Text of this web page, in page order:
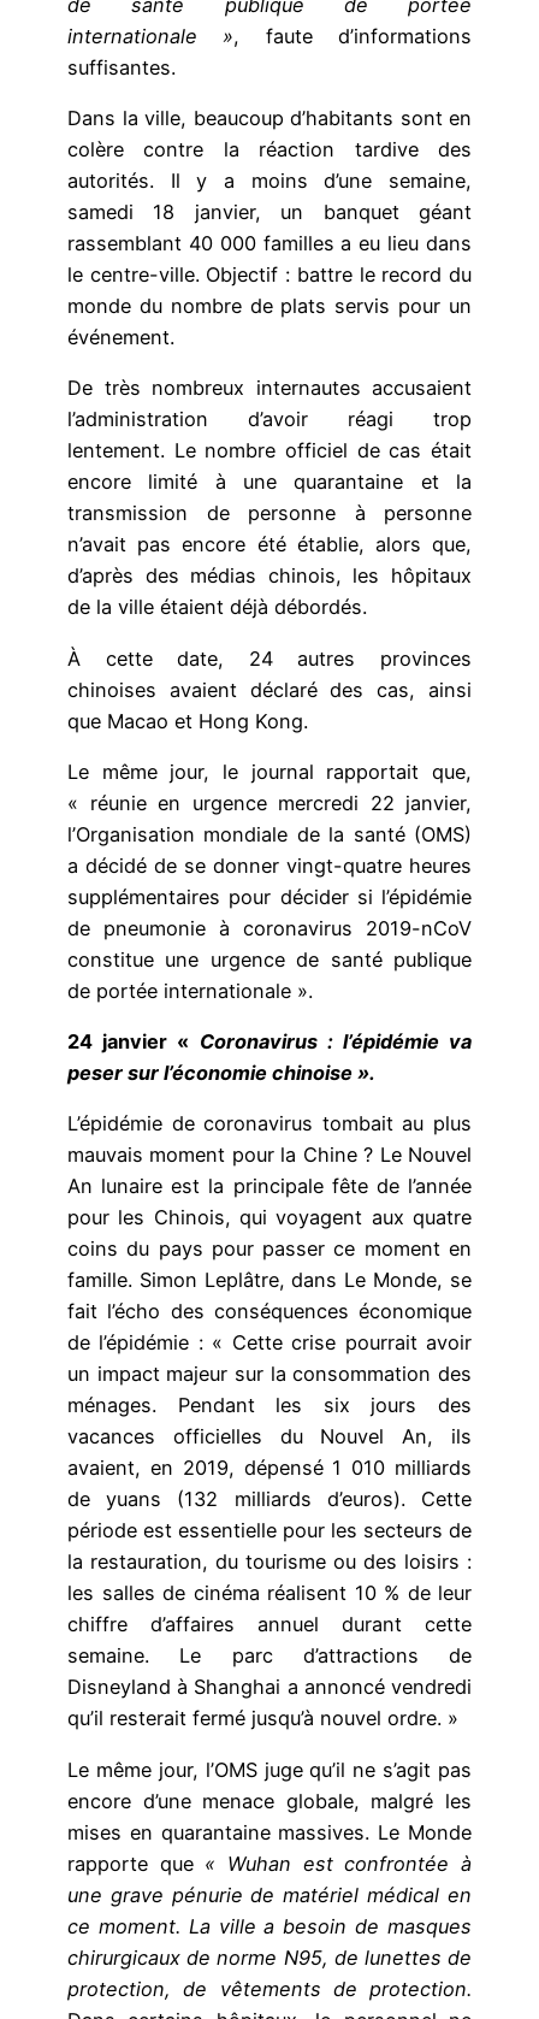
internationale », faute d’informations
suffisantes.
Dans la ville, beaucoup d’habitants sont en
colère contre la réaction tardive des
autorités. Il y a moins d’une semaine,
samedi 18 janvier, un banquet géant
rassemblant 40 000 familles a eu lieu dans
le centre-ville. Objectif : battre le record du
monde du nombre de plats servis pour un
événement.
De très nombreux internautes accusaient
l’administration d’avoir réagi trop
lentement. Le nombre officiel de cas était
encore limité à une quarantaine et la
transmission de personne à personne
n’avait pas encore été établie, alors que,
d’après des médias chinois, les hôpitaux
de la ville étaient déjà débordés.
À cette date, 24 autres provinces
chinoises avaient déclaré des cas, ainsi
que Macao et Hong Kong.
Le même jour, le journal rapportait que,
« réunie en urgence mercredi 22 janvier,
l’Organisation mondiale de la santé (OMS)
a décidé de se donner vingt-quatre heures
supplémentaires pour décider si l’épidémie
de pneumonie à coronavirus 2019-nCoV
constitue une urgence de santé publique
de portée internationale ».
24 janvier « Coronavirus : l’épidémie va
peser sur l’économie chinoise ».
L’épidémie de coronavirus tombait au plus
mauvais moment pour la Chine ? Le Nouvel
An lunaire est la principale fête de l’année
pour les Chinois, qui voyagent aux quatre
coins du pays pour passer ce moment en
famille. Simon Leplâtre, dans Le Monde, se
fait l’écho des conséquences économique
de l’épidémie : « Cette crise pourrait avoir
un impact majeur sur la consommation des
ménages. Pendant les six jours des
vacances officielles du Nouvel An, ils
avaient, en 2019, dépensé 1 010 milliards
de yuans (132 milliards d’euros). Cette
période est essentielle pour les secteurs de
la restauration, du tourisme ou des loisirs :
les salles de cinéma réalisent 10 % de leur
chiffre d’affaires annuel durant cette
semaine. Le parc d’attractions de
Disneyland à Shanghai a annoncé vendredi
qu’il resterait fermé jusqu’à nouvel ordre. »
Le même jour, l’OMS juge qu’il ne s’agit pas
encore d’une menace globale, malgré les
mises en quarantaine massives. Le Monde
rapporte que« Wuhan est confrontée à
une grave pénurie de matériel médical en
ce moment. La ville a besoin de masques
chirurgicaux de norme N95, de lunettes de
protection, de vêtements de protection.